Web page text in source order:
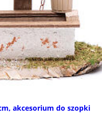
akcesorium do szopki